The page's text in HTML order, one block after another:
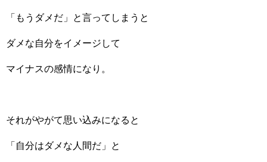
「もうダメだ」と言ってしまうと
ダメな自分をイメージして
マイナスの感情になり。
それがやがて思い込みになると
「自分はダメな人間だ」と